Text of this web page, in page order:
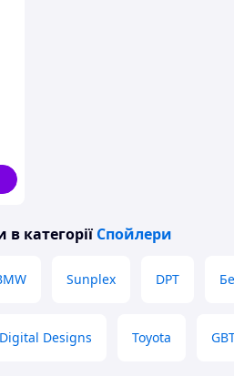
в категорії Спойлери
Sunplex DPT
Digital Designs Toyota